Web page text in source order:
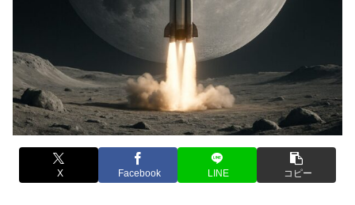
X Facebook LINE コピー